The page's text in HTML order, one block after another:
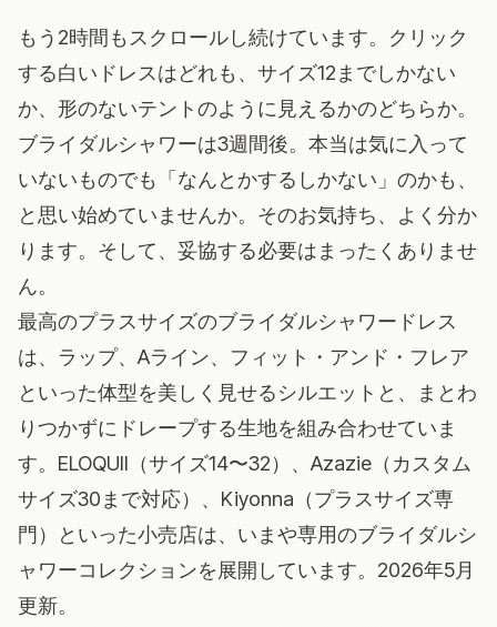
もう2時間もスクロールし続けています。クリック
する白いドレスはどれも、サイズ12までしかない
か、形のないテントのように見えるかのどちらか。
ブライダルシャワーは3週間後。本当は気に入って
いないものでも「なんとかするしかない」のかも、
と思い始めていませんか。そのお気持ち、よく分か
ります。そして、妥協する必要はまったくありませ
ん。
最高のプラスサイズのブライダルシャワードレス
は、ラップ、Aライン、フィット・アンド・フレア
といった体型を美しく見せるシルエットと、まとわ
りつかずにドレープする生地を組み合わせていま
す。ELOQUII（サイズ14〜32）、Azazie（カスタム
サイズ30まで対応）、Kiyonna（プラスサイズ専
門）といった小売店は、いまや専用のブライダルシ
ャワーコレクションを展開しています。2026年5月
更新。